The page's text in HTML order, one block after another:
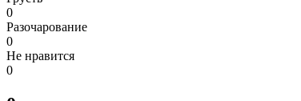
0
Разочарование
0
Не нравится
0